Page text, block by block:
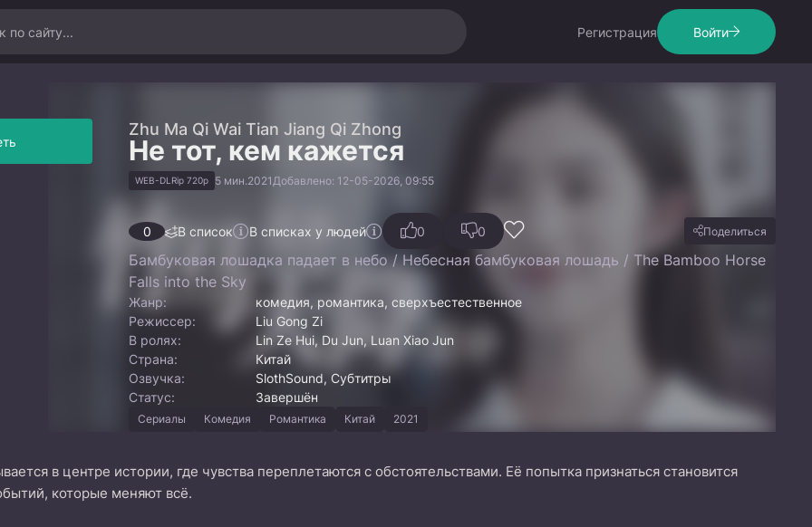
Регистрация Войти
Zhu Ma Qi Wai Tian Jiang Qi Zhong
Не тот, кем кажется
WEB-DLRip 720p 5 мин.2021 Добавлено: 12-05-2026, 09:55
0 В список В списках у людей 0 0 Поделиться
Бамбуковая лошадка падает в небо / Небесная бамбуковая лошадь / The Bamboo Horse
Falls into the Sky
Жанр:
комедия, романтика, сверхъестественное
Режиссер:
Liu Gong Zi
В ролях:
Lin Ze Hui, Du Jun, Luan Xiao Jun
Страна:
Китай
Озвучка:
SlothSound, Субтитры
Статус:
Завершён
Сериалы Комедия Романтика Китай 2021
в центре истории, где чувства переплетаются с обстоятельствами. Её попытка признаться становится
которые меняют всё.